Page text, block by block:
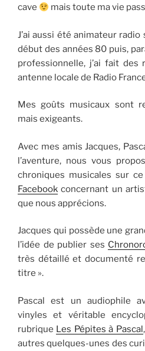
cave
mais toute ma vie
J’ai aussi été animateur
début des années 80 puis,
professionnelle, j’ai fait des
antenne locale de Radio
Mes goûts musicaux sont
mais exigeants.
Avec mes amis Jacques,
l’aventure, nous vous
chroniques musicales sur
Facebook concernant un
que nous apprécions.
Jacques qui possède une
l’idée de publier ses
très détaillé et documenté
titre ».
Pascal est un audiophile
vinyles et véritable
rubrique Les Pépites à Pascal
autres quelques-unes des